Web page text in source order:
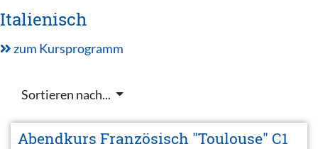
Italienisch
zum Kursprogramm
Sortieren nach...
Abendkurs Französisch "Toulouse" C1